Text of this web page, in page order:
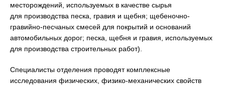
месторождений, используемых в качестве сырья
для производства песка, гравия и щебня; щебеночно-
гравийно-песчаных смесей для покрытий и оснований
автомобильных дорог; песка, щебня и гравия, используемых
для производства строительных работ).
Специалисты отделения проводят комплексные
исследования физических, физико-механических свойств